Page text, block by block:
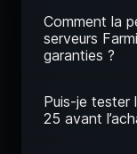
Comment la
serveurs
garanties ?
Puis-je tester
25 avant